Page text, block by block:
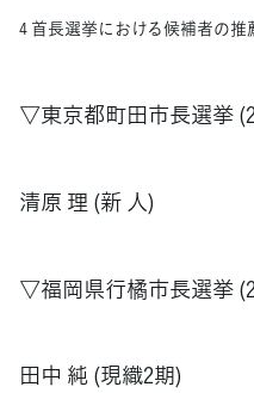
4 首長選挙における候補者の推
▽東京都町田市長選挙
清原 理 (新 人)
▽福岡県行橘市長選挙
田中 純 (現織2期)